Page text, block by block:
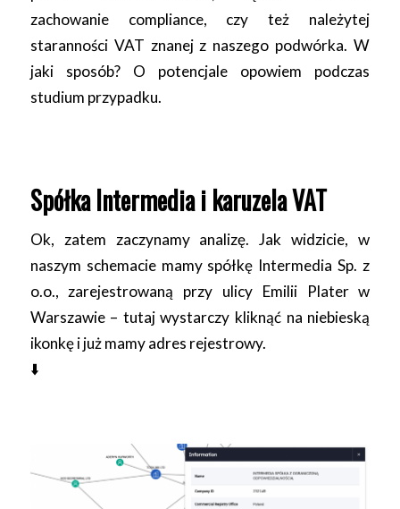
zachowanie compliance, czy też należytej
staranności VAT znanej z naszego podwórka. W
jaki sposób? O potencjale opowiem podczas
studium przypadku.
Spółka Intermedia i karuzela VAT
Ok, zatem zaczynamy analizę. Jak widzicie, w
naszym schemacie mamy spółkę Intermedia Sp. z
o.o., zarejestrowaną przy ulicy Emilii Plater w
Warszawie – tutaj wystarczy kliknąć na niebieską
ikonkę i już mamy adres rejestrowy.
⬇️